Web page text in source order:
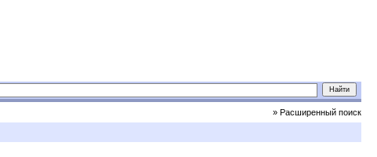
» Расширенный поиск